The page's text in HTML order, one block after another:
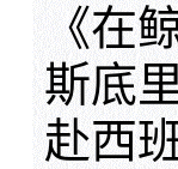
《在
斯底
赴西